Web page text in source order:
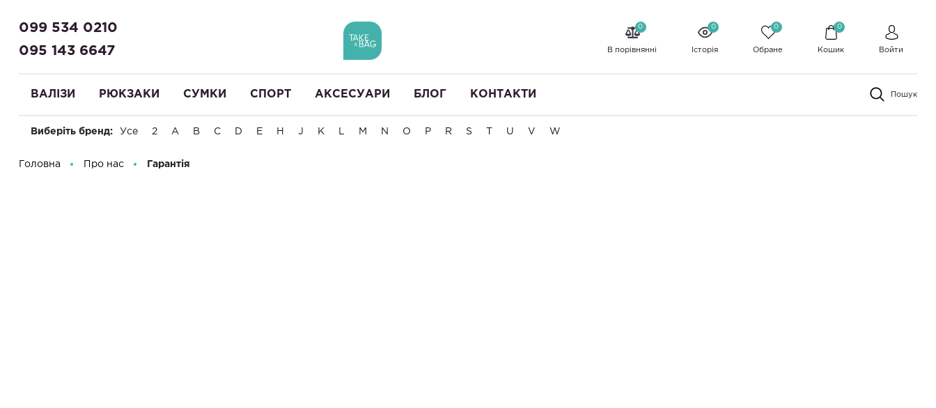
099 534 0210
095 143 6647
0
В порівнянні
0
Історія
0
Обране
0
Кошик Войти
ВАЛІЗИ РЮКЗАКИ СУМКИ СПОРТ АКСЕСУАРИ БЛОГ КОНТАКТИ Пошук
Виберіть бренд: Усе 2 A B C D E H J K M N O P R S U V W
Головна Про нас Гарантія